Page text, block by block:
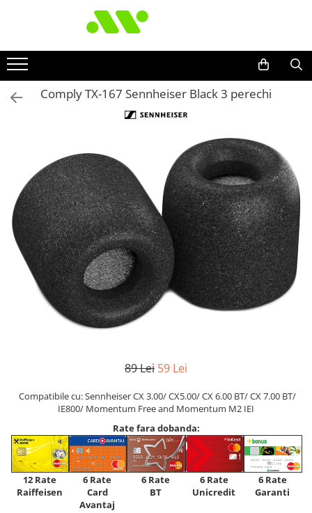
Comply TX-167 Sennheiser Black 3 perechi
89 Lei 59 Lei
Compatibile cu: Sennheiser CX 3.00/ CX5.00/ CX 6.00 BT/ CX 7.00 BT/
IE800/ Momentum Free and Momentum M2 IEI
Rate fara dobanda:
12 Rate
Raiffeisen
6 Rate
Card
Avantaj
6 Rate
BT
6 Rate
Unicredit
6 Rate
Garanti